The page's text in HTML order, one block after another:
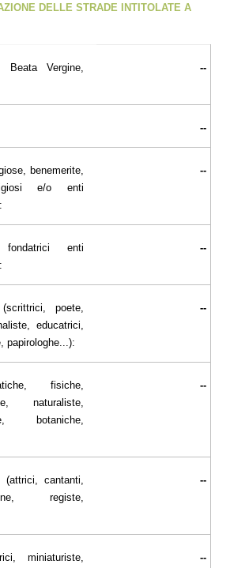
DELLE STRADE INTITOLATE A
Beata Vergine,
--
--
benemerite,
e/o enti
--
fondatrici enti
--
poete,
educatrici,
papirologhe...):
--
fisiche,
naturaliste,
botaniche,
--
(attrici, cantanti,
registe,
--
miniaturiste,
--